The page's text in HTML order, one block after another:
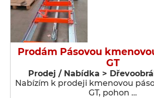
Prodám Pásovou
GT
Prodej / Nabídka >
Nabízím k prodeji kmenovou
GT, pohon …